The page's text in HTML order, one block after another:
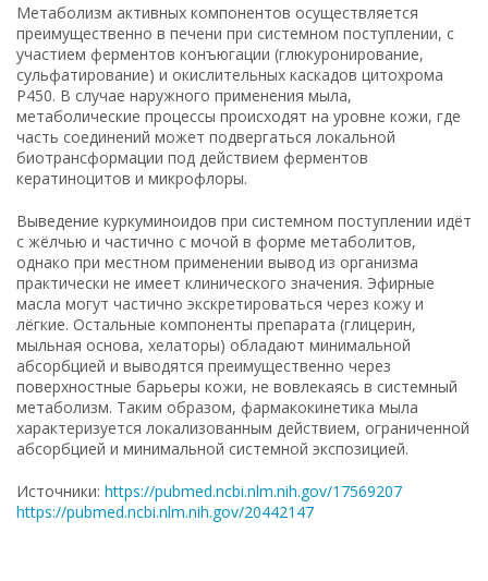
Метаболизм активных компонентов осуществляется
преимущественно в печени при системном поступлении, с
участием ферментов конъюгации (глюкуронирование,
сульфатирование) и окислительных каскадов цитохрома
P450. В случае наружного применения мыла,
метаболические процессы происходят на уровне кожи, где
часть соединений может подвергаться локальной
биотрансформации под действием ферментов
кератиноцитов и микрофлоры.
Выведение куркуминоидов при системном поступлении идёт
с жёлчью и частично с мочой в форме метаболитов,
однако при местном применении вывод из организма
практически не имеет клинического значения. Эфирные
масла могут частично экскретироваться через кожу и
лёгкие. Остальные компоненты препарата (глицерин,
мыльная основа, хелаторы) обладают минимальной
абсорбцией и выводятся преимущественно через
поверхностные барьеры кожи, не вовлекаясь в системный
метаболизм. Таким образом, фармакокинетика мыла
характеризуется локализованным действием, ограниченной
абсорбцией и минимальной системной экспозицией.
Источники: https://pubmed.ncbi.nlm.nih.gov/17569207
https://pubmed.ncbi.nlm.nih.gov/20442147